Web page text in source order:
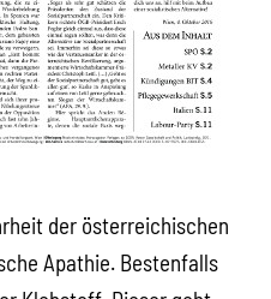
der österreichischen
Apathie. Bestenfalls